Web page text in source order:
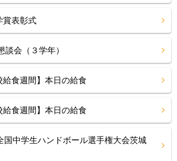
表彰式
会（３学年）
食週間】本日の給食
食週間】本日の給食
中学生ハンドボール選手権大会茨城